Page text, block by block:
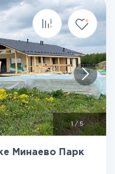
1/5
Минаево Парк